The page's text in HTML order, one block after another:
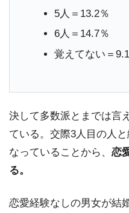
5人＝13.2％
6人＝14.7％
覚えてない＝
決して多数派とまでは言
ている。交際3人目の人
なっていることから、 恋
る。
恋愛経験なしの男女が結